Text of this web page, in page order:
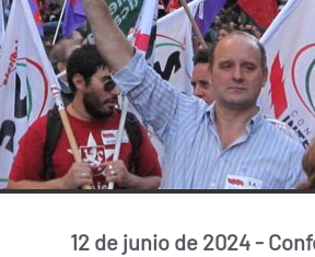
12 de junio de 2024-